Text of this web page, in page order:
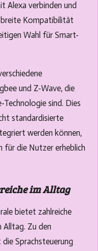
Alexa verbinden und
breite Kompatibilität
Wahl für Smart-
und Z-Wave, die
sind. Dies
standardisierte
werden können,
für die Nutzer erheblich
im Alltag
bietet zahlreiche
Alltag. Zu den
Sprachsteuerung